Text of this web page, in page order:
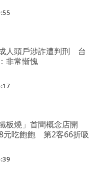
人頭戶涉詐遭判刑 台
非常慚愧
板燒」首間概念店開
元吃飽飽 第2客66折吸